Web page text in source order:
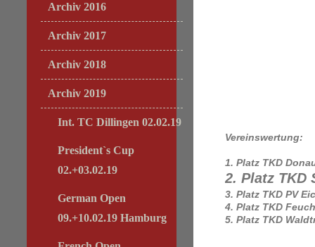
Vereinswertung:
1. Platz TKD
2. Platz TKD
3. Platz TKD PV
4. Platz TKD
5. Platz TKD
Archiv 2016
Archiv 2017
Archiv 2018
Archiv 2019
Int. TC Dillingen 02.02.19
President`s Cup
02.+03.02.19
German Open
09.+10.02.19 Hamburg